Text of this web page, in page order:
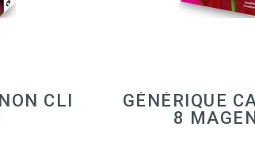
CLI
GÉNÉRIQUE
8